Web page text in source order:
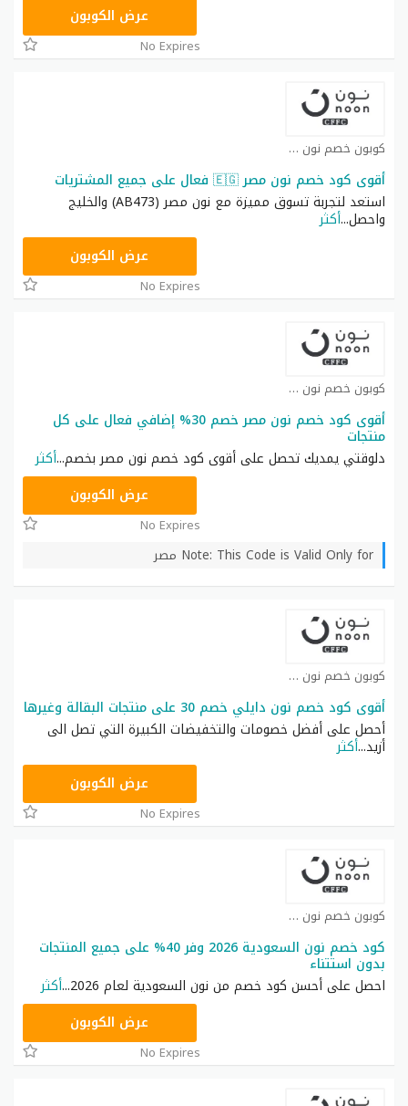
RRF24عرض الكوبون
No Expires
كوبون خصم نون كوبون
أقوى كود خصم نون مصر 🇪🇬 فعال على جميع المشتريات
استعد لتجربة تسوق مميزة مع نون مصر (AB473) والخليج
واحصل...أكثر
AB473عرض الكوبون
No Expires
كوبون خصم نون كوبون
أقوى كود خصم نون مصر خصم 30% إضافي فعال على كل
منتجات
دلوقتي يمديك تحصل على أقوى كود خصم نون مصر بخصم...أكثر
AB473عرض الكوبون
No Expires
Note: This Code is Valid Only for مصر
كوبون خصم نون كوبون
أقوى كود خصم نون دايلي خصم 30 على منتجات البقالة وغيرها
أحصل على أفضل خصومات والتخفيضات الكبيرة التي تصل الى
أزيد...أكثر
عرض الكوبون
No Expires
كوبون خصم نون كوبون
كود خصم نون السعودية 2026 وفر 40% على جميع المنتجات
بدون استتناء
احصل على أحسن كود خصم من نون السعودية لعام 2026
...أكثر
RRF24عرض الكوبون
No Expires